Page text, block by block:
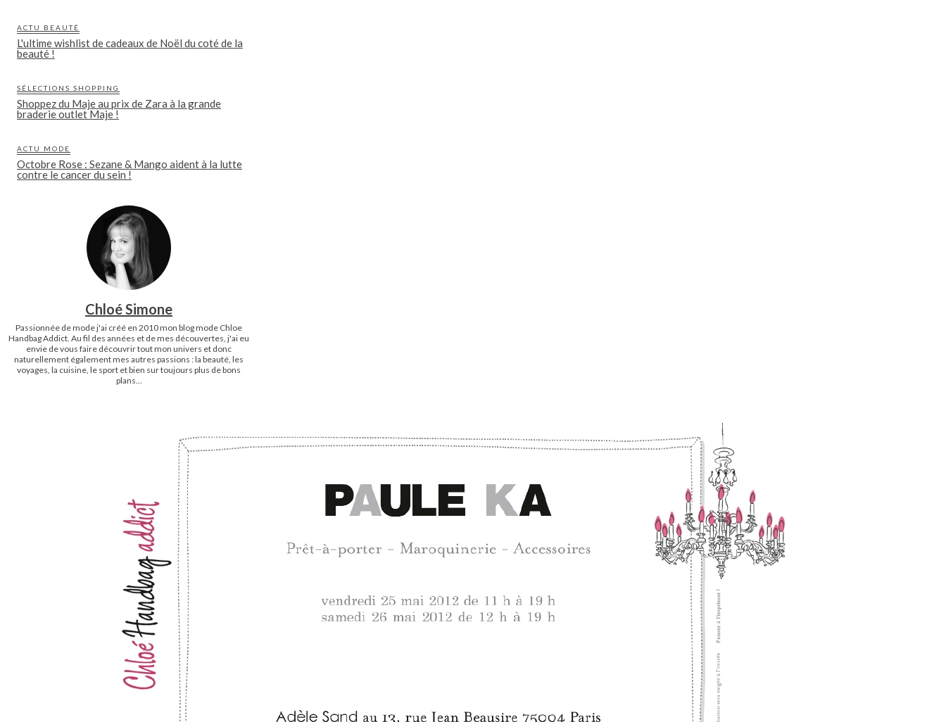
ACTU BEAUTÉ
L'ultime wishlist de cadeaux de Noël du coté de la
beauté !
SÉLECTIONS SHOPPING
Shoppez du Maje au prix de Zara à la grande
braderie outlet Maje !
ACTU MODE
Octobre Rose : Sezane & Mango aident à la lutte
contre le cancer du sein !
Chloé Simone
Passionnée de mode j'ai créé en 2010 mon blog mode Chloe
Handbag Addict. Au fil des années et de mes découvertes, j'ai eu
envie de vous faire découvrir tout mon univers et donc
naturellement également mes autres passions : la beauté, les
voyages, la cuisine, le sport et bien sur toujours plus de bons
plans...